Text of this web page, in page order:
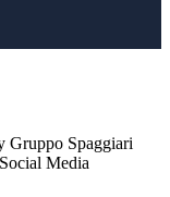
Gruppo Spaggiari
Media